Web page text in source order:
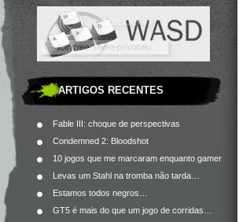
ARTIGOS RECENTES
Fable III: choque de perspectivas
Condemned 2: Bloodshot
10 jogos que me marcaram enquanto gamer
Levas um Stahl na tromba não tarda…
Estamos todos negros…
GT5 é mais do que um jogo de corridas…